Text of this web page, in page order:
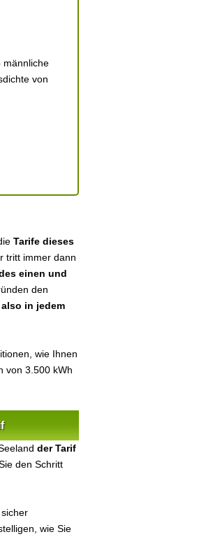
männliche
von
Tarife dieses
tritt immer dann
einen und
den
in jedem
wie Ihnen
von 3.500 kWh
der Tarif
den Schritt
wie Sie